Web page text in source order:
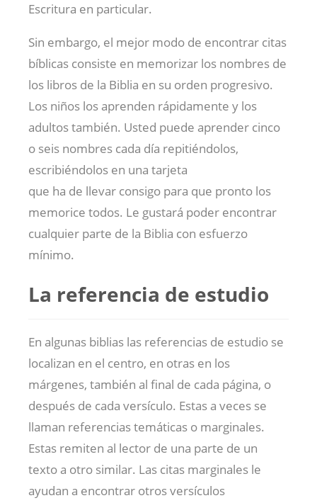
Escritura en particular.
Sin embargo, el mejor modo de encontrar citas
bíblicas consiste en memorizar los nombres de
los libros de la Biblia en su orden progresivo.
Los niños los aprenden rápidamente y los
adultos también. Usted puede aprender cinco
o seis nombres cada día repitiéndolos,
escribiéndolos en una tarjeta
que ha de llevar consigo para que pronto los
memorice todos. Le gustará poder encontrar
cualquier parte de la Biblia con esfuerzo
mínimo.
La referencia de estudio
En algunas biblias las referencias de estudio se
localizan en el centro, en otras en los
márgenes, también al final de cada página, o
después de cada versículo. Estas a veces se
llaman referencias temáticas o marginales.
Estas remiten al lector de una parte de un
texto a otro similar. Las citas marginales le
ayudan a encontrar otros versículos